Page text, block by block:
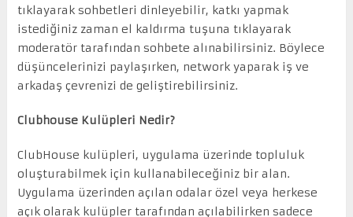
tıklayarak sohbetleri dinleyebilir, katkı yapmak
istediğiniz zaman el kaldırma tuşuna tıklayarak
moderatör tarafından sohbete alınabilirsiniz. Böylece
düşüncelerinizi paylaşırken, network yaparak iş ve
arkadaş çevrenizi de geliştirebilirsiniz.
Clubhouse Kulüpleri Nedir?
ClubHouse kulüpleri, uygulama üzerinde topluluk
oluşturabilmek için kullanabileceğiniz bir alan.
Uygulama üzerinden açılan odalar özel veya herkese
açık olarak kulüpler tarafından açılabilirken sadece